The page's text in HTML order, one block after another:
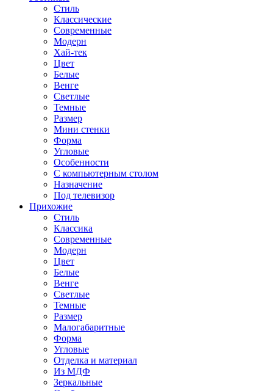
Стиль
Классические
Современные
Модерн
Хай-тек
Цвет
Белые
Венге
Светлые
Темные
Размер
Мини стенки
Форма
Угловые
Особенности
С компьютерным столом
Назначение
Под телевизор
Прихожие
Стиль
Классика
Современные
Модерн
Цвет
Белые
Венге
Светлые
Темные
Размер
Малогабаритные
Форма
Угловые
Отделка и материал
Из МДФ
Зеркальные